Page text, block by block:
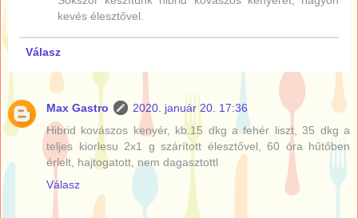
kevés élesztővel.
Válasz
Max Gastro
2020. január 20. 17:36
Hibrid kovászos kenyér, kb.15 dkg a fehér liszt, 35 dkg a
teljes kiorlesu 2x1 g szárított élesztővel, 60 óra hűtőben
érlelt, hajtogatott, nem dagasztottl
Válasz